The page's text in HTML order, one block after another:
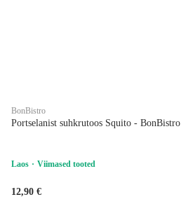
BonBistro
Portselanist suhkrutoos Squito - BonBistro
Laos Viimased tooted
12,90 €